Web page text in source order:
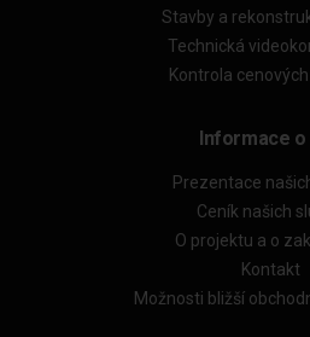
Stavby a
Technická
Kontrola
Informace o
Prezentace
Ceník našich
O projektu a o
Kontakt
Možnosti bližší